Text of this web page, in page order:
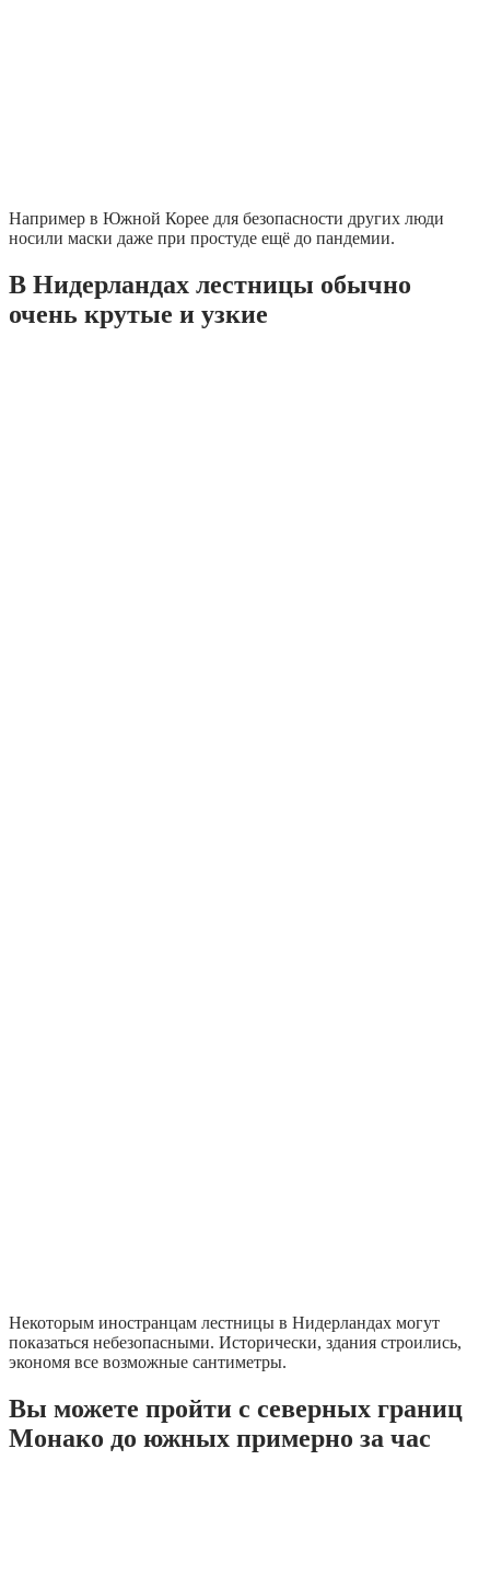
Например в Южной Корее для безопасности других люди
носили маски даже при простуде ещё до пандемии.
В Нидерландах лестницы обычно
очень крутые и узкие
Некоторым иностранцам лестницы в Нидерландах могут
показаться небезопасными. Исторически, здания строились,
экономя все возможные сантиметры.
Вы можете пройти с северных границ
Монако до южных примерно за час